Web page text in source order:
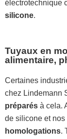
électrotechnique
silicone.
Tuyaux en
alimentaire,
Certaines
chez Lindemann
préparés à cela.
de silicone et
homologations.